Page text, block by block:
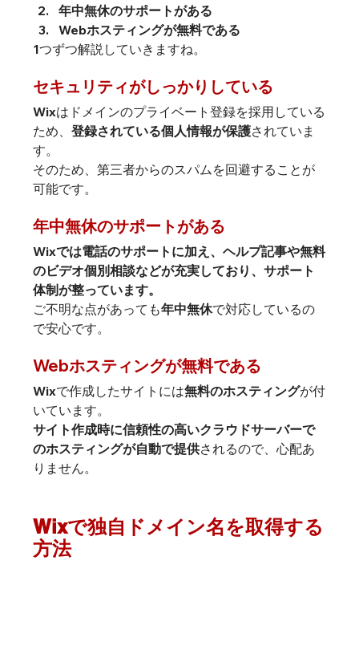
年中無休のサポートがある
Webホスティングが無料である
1つずつ解説していきますね。
セキュリティがしっかりしている
Wixはドメインのプライベート登録を採用している
ため、 登録されている個人情報が保護されていま
す。
そのため、第三者からのスパムを回避することが
可能です。
年中無休のサポートがある
Wixでは電話のサポートに加え、ヘルプ記事や無料
のビデオ個別相談などが充実しており、サポート
体制が整っています。
ご不明な点があっても年中無休で対応しているの
で安心です。
Webホスティングが無料である
Wixで作成したサイトには無料のホスティングが付
サイト作成時に信頼性の高いクラウドサーバーで
のホスティングが自動で提供されるので、心配あ
りません。
Wixで独自ドメイン名を取得する
方法